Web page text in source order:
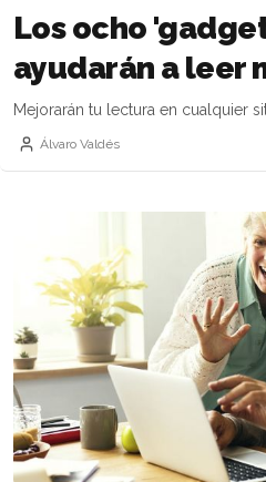
Los ocho
ayudarán a leer
Mejorarán tu lectura en cualquier
Álvaro Valdés